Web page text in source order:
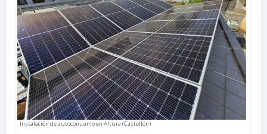
Instalación de autoconsumo en Altura (Castellón)